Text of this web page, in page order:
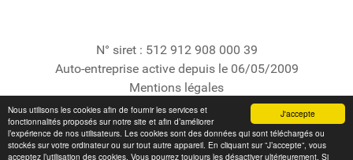
J'accepte
Nous utilisons les cookies afin de fournir les services et
fonctionnalités proposés sur notre site et afin d’améliorer
l’expérience de nos utilisateurs. Les cookies sont des données qui sont téléchargés ou
stockés sur votre ordinateur ou sur tout autre appareil. En cliquant sur ”J’accepte”, vous
acceptez l’utilisation des cookies. Vous pourrez toujours les désactiver ultérieurement. Si
N° siret : 512 912 908 000 39
Auto-entreprise active depuis le 06/05/2009
Mentions légales